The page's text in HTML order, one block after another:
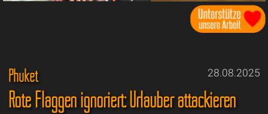
28.08.2025
Phuket
Rote Flaggen ignoriert: Urlauber attackieren